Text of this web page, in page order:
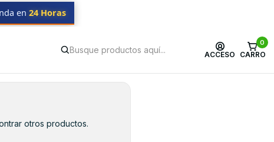
ACCESO
0
CARRO
en 24 Horas
otros productos.